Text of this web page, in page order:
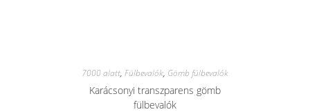
7000 alatt, Fülbevalók, Gömb fülbevalók
Karácsonyi transzparens gömb
fülbevalók